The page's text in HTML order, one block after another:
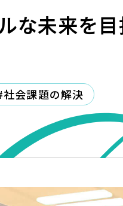
な未来を
社会課題の解決